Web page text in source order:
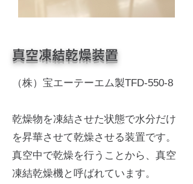
真空凍結乾燥装置
（株）宝エーテーエム製TFD-550-8
乾燥物を凍結させた状態で水分だけ
を昇華させて乾燥させる装置です。
真空中で乾燥を行うことから、真空
凍結乾燥機と呼ばれています。